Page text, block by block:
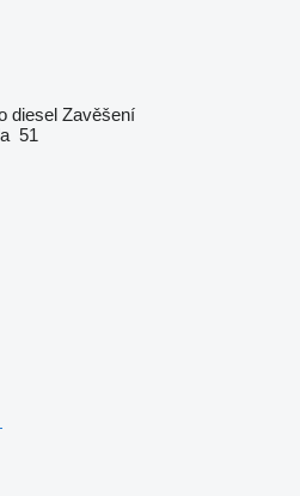
diesel Zavěšení
51